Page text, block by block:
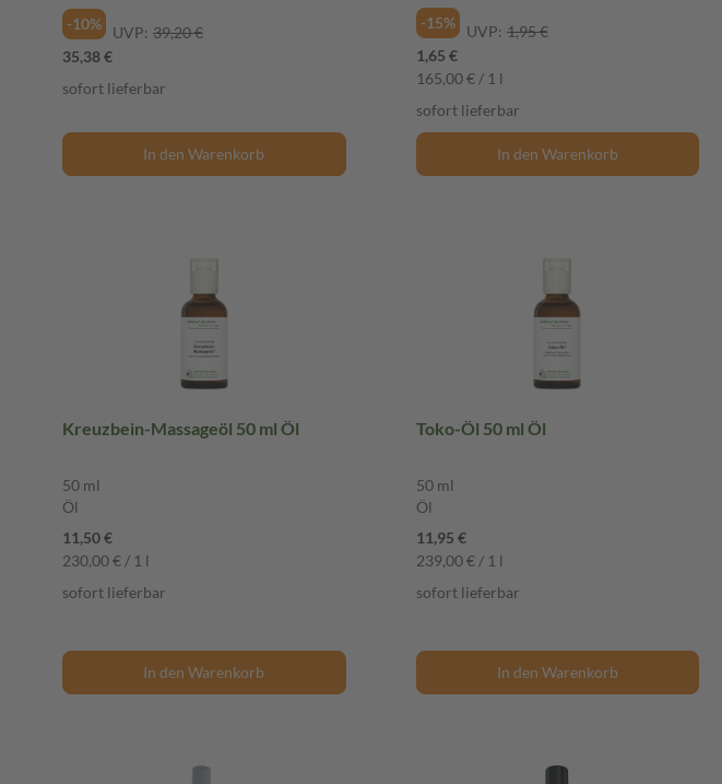
-10%
UVP: 39,20 €
35,38 €
sofort lieferbar
In den Warenkorb
-15%
UVP: 1,95 €
1,65 €
165,00 € / 1 l
sofort lieferbar
In den Warenkorb
Kreuzbein-Massageöl 50 ml Öl
50 ml
Öl
11,50 €
230,00 € / 1 l
sofort lieferbar
In den Warenkorb
Toko-Öl 50 ml Öl
50 ml
Öl
11,95 €
239,00 € / 1 l
sofort lieferbar
In den Warenkorb